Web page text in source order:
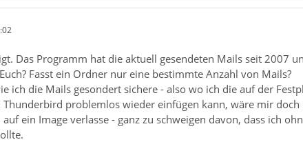
Das Programm hat die aktuell gesendeten Mails seit 2007
Fasst ein Ordner nur eine bestimmte Anzahl von Mails?
ich die Mails gesondert sichere - also wo ich die auf der
Thunderbird problemlos wieder einfügen kann, wäre mir
ein Image verlasse - ganz zu schweigen davon, dass ich